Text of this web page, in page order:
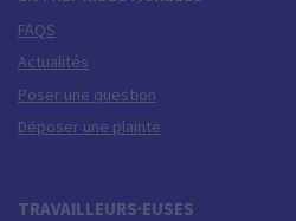
FAQS
Actualités
Poser une question
Déposer une plainte
TRAVAILLEURS·EUSES